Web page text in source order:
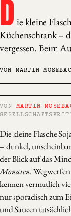
D ie kleine
Küchenschrank –
vergessen. Beim
VON MARTIN
VON MARTIN
Die kleine Flasche
– dunkel,
der Blick auf das
Monaten.
kennen vermutlich
nur sporadisch zum
und Saucen